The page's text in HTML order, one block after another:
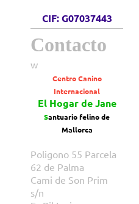
CIF: G07037443
Contacto
w
Centro Canino
Internacional
El Hogar de Jane
Santuario felino de
Mallorca
Poligono 55 Parcela
62 de Palma
Cami de Son Prim
s/n